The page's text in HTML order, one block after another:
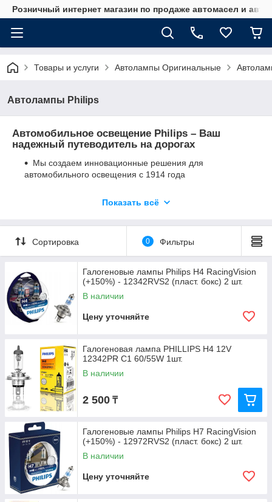
Розничный интернет магазин по продаже автомасел и
Товары и услуги Автолампы Оригинальные
Автолампы Philips
Автомобильное освещение Philips – Bаш
надежный путеводитель на дорогах
Мы создаем инновационные решения для
автомобильного освещения с 1914 года
Выбор крупнейших автопроизводителей
Показать всё
Сортировка 0 Фильтры
Галогеновые лампы Philips H4 RacingVision
(+150%) - 12342RVS2 (пласт. бокс) 2 шт.
В наличии
Цену уточняйте
Галогеновая лампа PHILLIPS H4 12V
12342PR C1 60/55W 1шт.
В наличии
2 500 ₸
Галогеновые лампы Philips H7 RacingVision
(+150%) - 12972RVS2 (пласт. бокс) 2 шт.
В наличии
Цену уточняйте